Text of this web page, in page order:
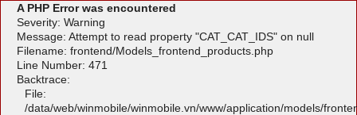
A PHP Error was encountered
Severity: Warning
Message: Attempt to read property "CAT_CAT_IDS" on null
Filename: frontend/Models_frontend_products.php
Line Number: 471
Backtrace:
File:
/data/web/winmobile/winmobile.vn/www/application/models/